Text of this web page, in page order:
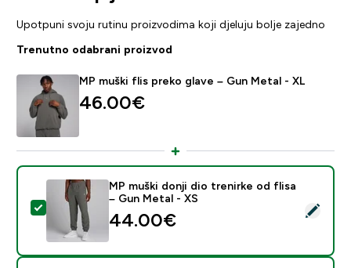
Upotpuni svoju rutinu proizvodima koji djeluju bolje zajedno
Trenutno odabrani proizvod
MP muški flis preko glave – Gun Metal - XL
46.00€‎
Odaberi ovaj proizvod - MP muški donji dio trenirke
MP muški donji dio trenirke od flisa
– Gun Metal - XS
44.00€‎